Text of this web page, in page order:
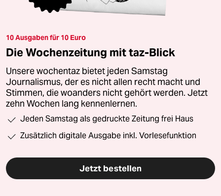
10 Ausgaben für 10 Euro
Die Wochenzeitung mit taz-Blick
Unsere wochentaz bietet jeden Samstag
Journalismus, der es nicht allen recht macht und
Stimmen, die woanders nicht gehört werden. Jetzt
zehn Wochen lang kennenlernen.
Jeden Samstag als gedruckte Zeitung frei Haus
Zusätzlich digitale Ausgabe inkl. Vorlesefunktion
Jetzt bestellen